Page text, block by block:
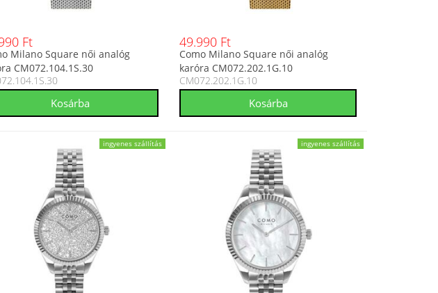
Ft
Milano Square női analóg
CM072.104.1S.30
49.990 Ft
Como Milano Square női analóg
karóra CM072.202.1G.10
CM072.202.1G.10
ingyenes szállítás ingyenes szállítás